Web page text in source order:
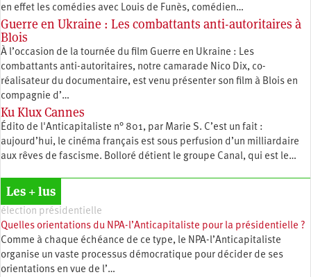
en effet les comédies avec Louis de Funès, comédien…
Guerre en Ukraine : Les combattants anti-autoritaires à
Blois
À l’occasion de la tournée du film Guerre en Ukraine : Les
combattants anti-autoritaires, notre camarade Nico Dix, co-
réalisateur du documentaire, est venu présenter son film à Blois en
compagnie d’…
Ku Klux Cannes
Édito de l'Anticapitaliste n° 801, par Marie S. C’est un fait :
aujourd’hui, le cinéma français est sous perfusion d’un milliardaire
aux rêves de fascisme. Bolloré détient le groupe Canal, qui est le…
Les + lus
élection présidentielle
Quelles orientations du NPA-l’Anticapitaliste pour la présidentielle ?
Comme à chaque échéance de ce type, le NPA-l’Anticapitaliste
organise un vaste processus démocratique pour décider de ses
orientations en vue de l’…